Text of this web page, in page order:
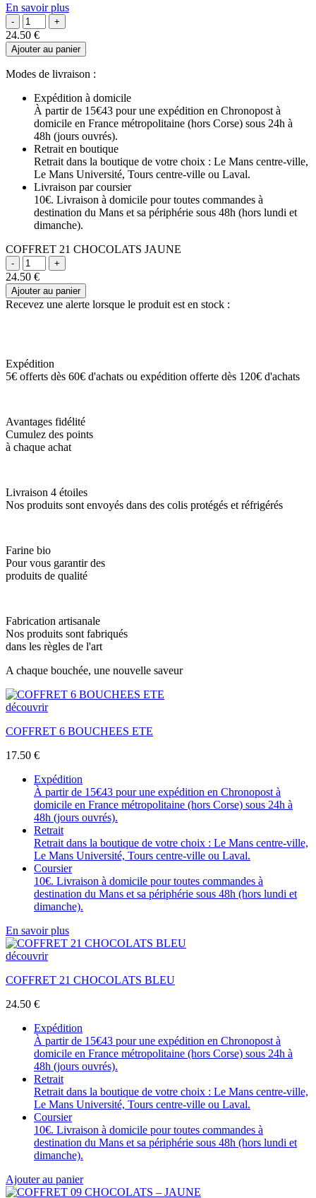
En savoir plus
24.50 €
Ajouter au panier
Modes de livraison :
Expédition à domicile
À partir de 15€43 pour une expédition en Chronopost à
domicile en France métropolitaine (hors Corse) sous 24h à
48h (jours ouvrés).
Retrait en boutique
Retrait dans la boutique de votre choix : Le Mans centre-ville,
Le Mans Université, Tours centre-ville ou Laval.
Livraison par coursier
10€. Livraison à domicile pour toutes commandes à
destination du Mans et sa périphérie sous 48h (hors lundi et
dimanche).
COFFRET 21 CHOCOLATS JAUNE
24.50 €
Ajouter au panier
Recevez une alerte lorsque le produit est en stock :
Expédition
5€ offerts dès 60€ d'achats ou expédition offerte dès 120€ d'achats
Avantages fidélité
Cumulez des points
à chaque achat
Livraison 4 étoiles
Nos produits sont envoyés dans des colis protégés et réfrigérés
Farine bio
Pour vous garantir des
produits de qualité
Fabrication artisanale
Nos produits sont fabriqués
dans les règles de l'art
A chaque bouchée, une nouvelle saveur
découvrir
COFFRET 6 BOUCHEES ETE
17.50 €
Expédition
À partir de 15€43 pour une expédition en Chronopost à
domicile en France métropolitaine (hors Corse) sous 24h à
48h (jours ouvrés).
Retrait
Retrait dans la boutique de votre choix : Le Mans centre-ville,
Le Mans Université, Tours centre-ville ou Laval.
Coursier
10€. Livraison à domicile pour toutes commandes à
destination du Mans et sa périphérie sous 48h (hors lundi et
dimanche).
En savoir plus
découvrir
COFFRET 21 CHOCOLATS BLEU
24.50 €
Expédition
À partir de 15€43 pour une expédition en Chronopost à
domicile en France métropolitaine (hors Corse) sous 24h à
48h (jours ouvrés).
Retrait
Retrait dans la boutique de votre choix : Le Mans centre-ville,
Le Mans Université, Tours centre-ville ou Laval.
Coursier
10€. Livraison à domicile pour toutes commandes à
destination du Mans et sa périphérie sous 48h (hors lundi et
dimanche).
Ajouter au panier